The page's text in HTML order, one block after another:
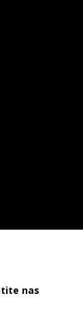
nas